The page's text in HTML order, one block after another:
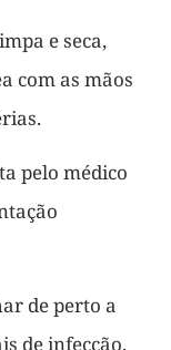
e seca,
com as mãos
pelo médico
de perto a
de infecção.